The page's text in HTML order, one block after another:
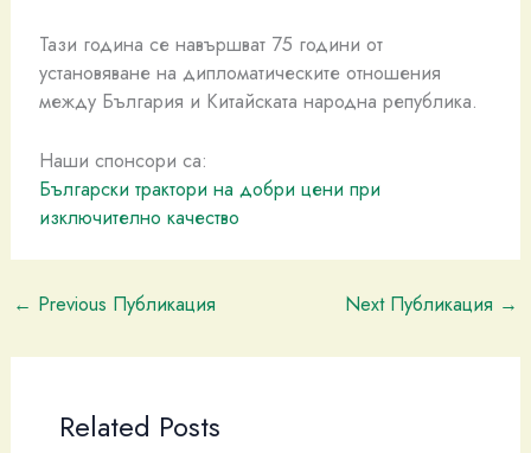
Тази година се навършват 75 години от
установяване на дипломатическите отношения
между България и Китайската народна република.
Наши спонсори са:
Български трактори на добри цени при
изключително качество
← Previous Публикация Next Публикация →
Related Posts